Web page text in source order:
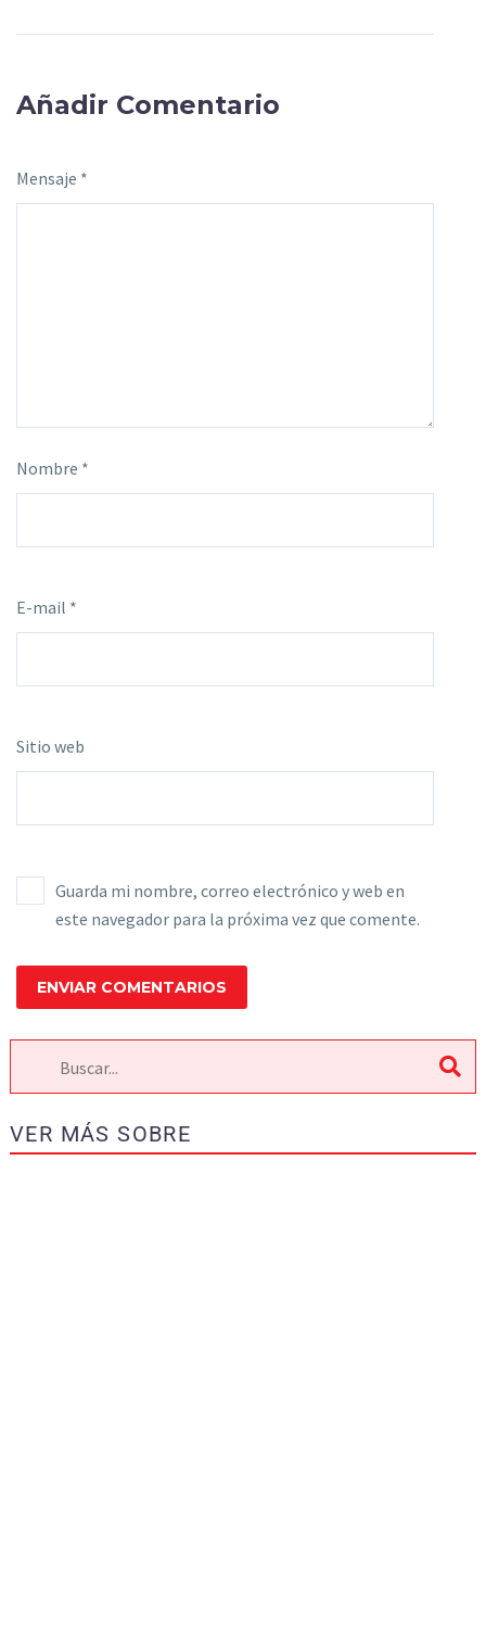
Añadir Comentario
Mensaje *
Nombre *
E-mail *
Sitio web
Guarda mi nombre, correo electrónico y web en
este navegador para la próxima vez que comente.
ENVIAR COMENTARIOS
VER MÁS SOBRE